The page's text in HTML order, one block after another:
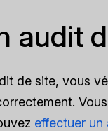
audit
de site, vous
effectuer un